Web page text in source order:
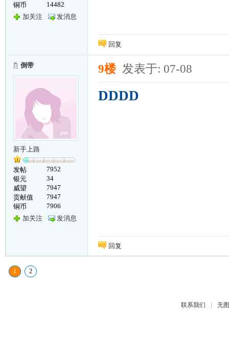
铜币
14482
加关注
发消息
回复
倒带
新手上路
发帖
7952
银元
34
威望
7947
贡献值
7947
铜币
7906
加关注
发消息
9楼 发表于: 07-08
DDDD
回复
1 2
联系我们 | 无